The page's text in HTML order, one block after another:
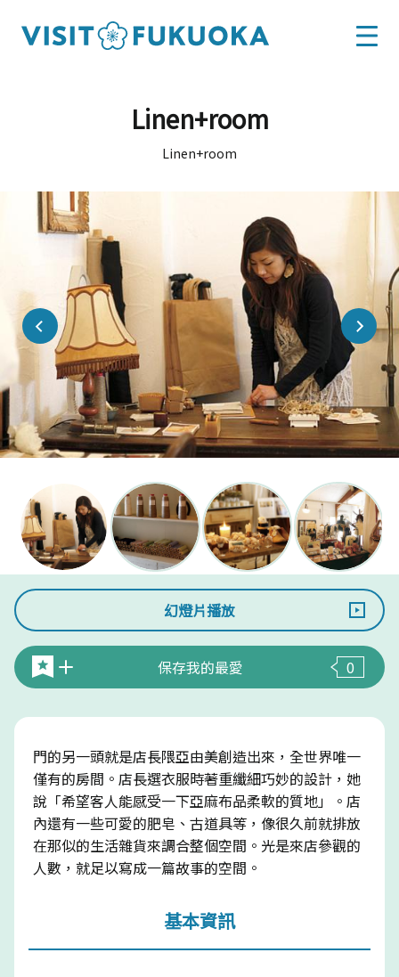
Linen+room
Linen+room
幻燈片播放
保存我的最愛 0
門的另一頭就是店長隈亞由美創造出來，全世界唯一
僅有的房間。店長選衣服時著重纖細巧妙的設計，她
說「希望客人能感受一下亞麻布品柔軟的質地」。店
內還有一些可愛的肥皂、古道具等，像很久前就排放
在那似的生活雜貨來調合整個空間。光是來店參觀的
人數，就足以寫成一篇故事的空間。
基本資訊